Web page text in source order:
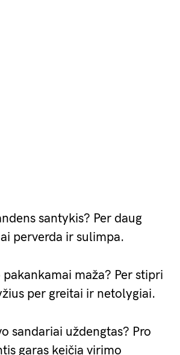
santykis? Per daug
perverda ir sulimpa.
maža? Per stipri
per greitai ir netolygiai.
sandariai uždengtas? Pro
garas keičia virimo